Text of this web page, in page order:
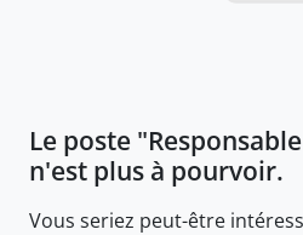
Le poste "
n'est plus à pourvoir.
Vous seriez peut-être